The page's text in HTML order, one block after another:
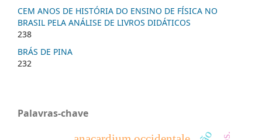
CEM ANOS DE HISTÓRIA DO ENSINO DE FÍSICA NO
BRASIL PELA ANÁLISE DE LIVROS DIDÁTICOS
238
BRÁS DE PINA
232
Palavras-chave